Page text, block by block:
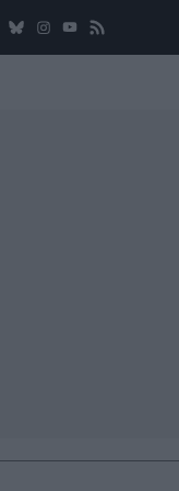
SOCIEDAD